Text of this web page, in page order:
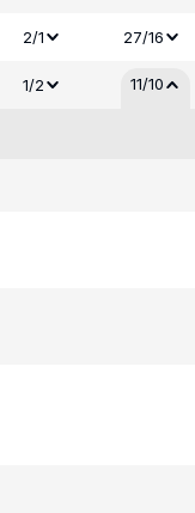
2/1 27/16
1/2 11/10